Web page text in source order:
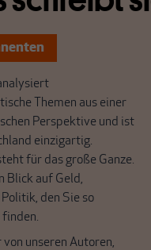
Themen aus einer
Perspektive und ist
einzigartig.
für das große Ganze.
Blick auf Geld,
den Sie so
von unseren Autoren,